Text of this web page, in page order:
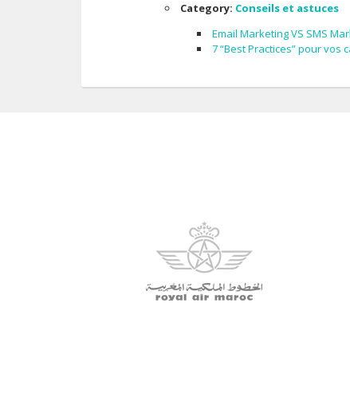
Category: Conseils et astuces
Email Marketing VS SMS
7 “Best Practices” pour vos